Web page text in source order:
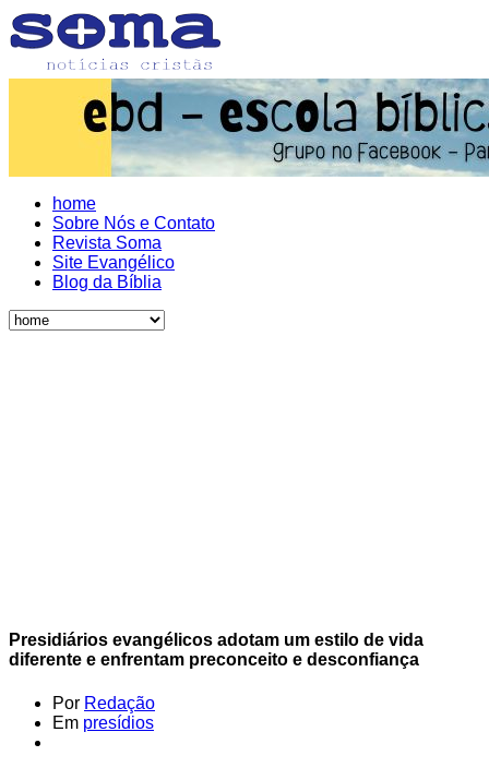
home
Sobre Nós e Contato
Revista Soma
Site Evangélico
Blog da Bíblia
Presidiários evangélicos adotam um estilo de vida
diferente e enfrentam preconceito e desconfiança
Por Redação
Em presídios